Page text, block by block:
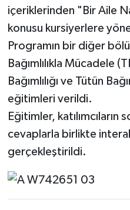
içeriklerinden "Bir Aile
konusu kursiyerlere
Programın bir diğer
Bağımlılıkla Mücadele
Bağımlılığı ve Tütün
eğitimleri verildi.
Eğitimler, katılımcıların
cevaplarla birlikte
gerçekleştirildi.